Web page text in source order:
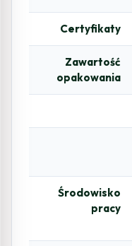
Certyfikaty
Zawartość
opakowania
Środowisko
pracy